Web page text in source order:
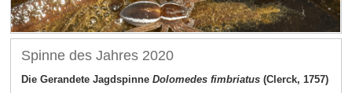
Spinne des Jahres 2020
Die Gerandete Jagdspinne Dolomedes fimbriatus(Clerck, 1757)